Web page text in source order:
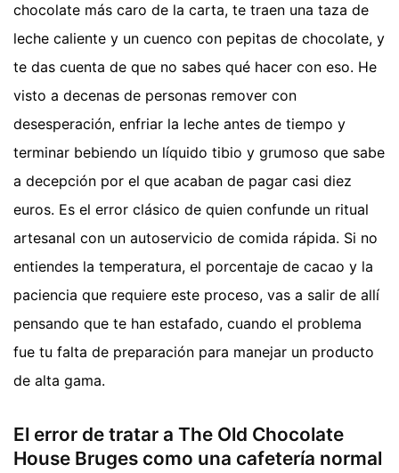
chocolate más caro de la carta, te traen una taza de
leche caliente y un cuenco con pepitas de chocolate, y
te das cuenta de que no sabes qué hacer con eso. He
visto a decenas de personas remover con
desesperación, enfriar la leche antes de tiempo y
terminar bebiendo un líquido tibio y grumoso que sabe
a decepción por el que acaban de pagar casi diez
euros. Es el error clásico de quien confunde un ritual
artesanal con un autoservicio de comida rápida. Si no
entiendes la temperatura, el porcentaje de cacao y la
paciencia que requiere este proceso, vas a salir de allí
pensando que te han estafado, cuando el problema
fue tu falta de preparación para manejar un producto
de alta gama.
El error de tratar a The Old Chocolate
House Bruges como una cafetería normal